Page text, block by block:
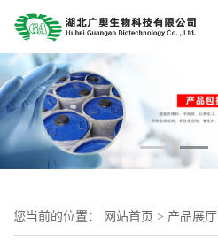
您当前的位置： 网站首页 > 产品展厅